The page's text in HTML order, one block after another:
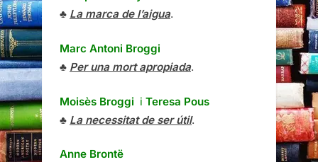
♣ La marca de l’aigua.
Marc Antoni Broggi
♣ Per una mort apropiada.
Moisès Broggi i Teresa Pous
♣ La necessitat de ser útil.
Anne Brontë